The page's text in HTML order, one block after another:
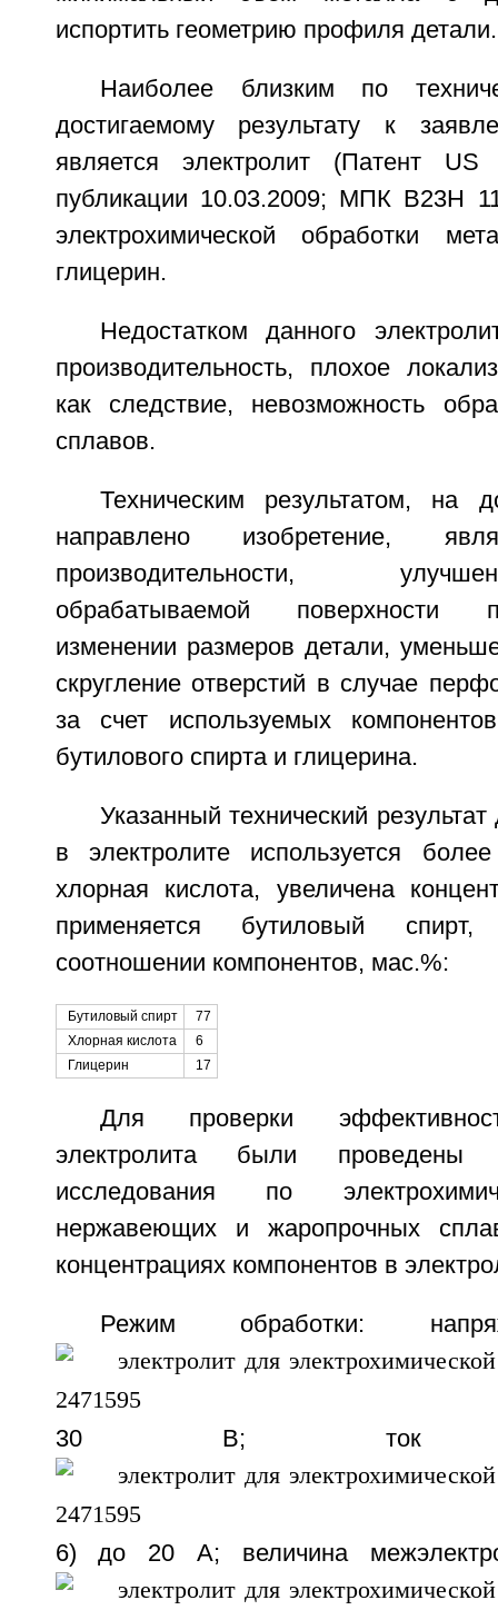
испортить геометрию профиля детали.
Наиболее близким по
достигаемому результату к
является электролит (Патент
публикации 10.03.2009; МПК B23H
электрохимической обработки
глицерин.
Недостатком данного
производительность, плохое
как следствие, невозможность
сплавов.
Техническим результатом, на
направлено изобретение,
производительности,
обрабатываемой поверхности
изменении размеров детали,
скругление отверстий в случае
за счет используемых
бутилового спирта и глицерина.
Указанный технический результат
в электролите используется
хлорная кислота, увеличена
применяется бутиловый
соотношении компонентов, мас.%:
Бутиловый спирт
77
Хлорная кислота
6
Глицерин
17
Для проверки
электролита были проведены
исследования по
нержавеющих и жаропрочных
концентрациях компонентов в
Режим обработки:
30 B;
6) до 20 A; величина